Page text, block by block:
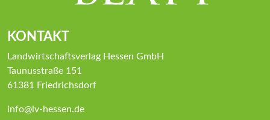
KONTAKT
Landwirtschaftsverlag Hessen GmbH
Taunusstraße 151
61381 Friedrichsdorf
info@lv-hessen.de